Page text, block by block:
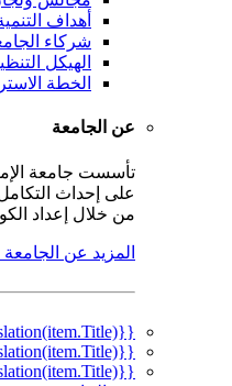
أهداف
شركاء
الهيكل
الخطة
عن الجامعة
على إحداث
من خلال إعداد
المزيد عن الجامعة
{{mmc.getCurrentTranslation(item.Title)}}
{{mmc.getCurrentTranslation(item.Title)}}
{{mmc.getCurrentTranslation(item.Title)}}